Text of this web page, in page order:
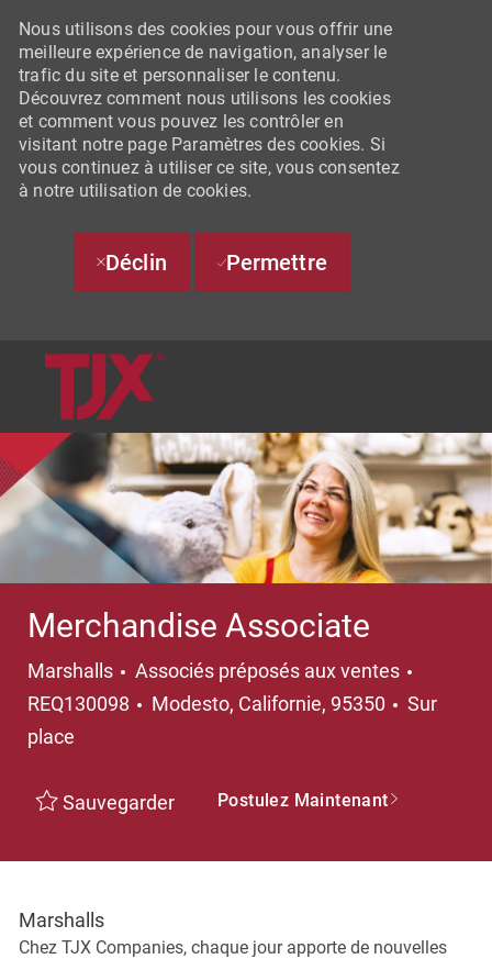
SKIP TO MAIN CONTENT
Nous utilisons des cookies pour vous offrir une
meilleure expérience de navigation, analyser le
trafic du site et personnaliser le contenu.
Découvrez comment nous utilisons les cookies
et comment vous pouvez les contrôler en
visitant notre page Paramètres des cookies. Si
vous continuez à utiliser ce site, vous consentez
à notre utilisation de cookies.
Déclin Permettre
Merchandise Associate
Marshalls Catégorie
Associés préposés aux ventes
REQ130098
Emplacement
Modesto, Californie, 95350
Sur
place
Sauvegarder Postulez Maintenant
Marshalls
Chez TJX Companies, chaque jour apporte de nouvelles